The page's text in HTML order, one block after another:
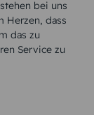
bei uns
Herzen, dass
das zu
Service zu